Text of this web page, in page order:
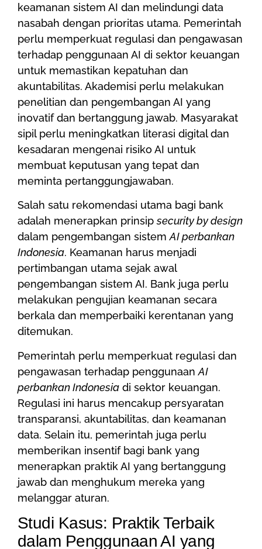
keamanan sistem AI dan melindungi data
nasabah dengan prioritas utama. Pemerintah
perlu memperkuat regulasi dan pengawasan
terhadap penggunaan AI di sektor keuangan
untuk memastikan kepatuhan dan
akuntabilitas. Akademisi perlu melakukan
penelitian dan pengembangan AI yang
inovatif dan bertanggung jawab. Masyarakat
sipil perlu meningkatkan literasi digital dan
kesadaran mengenai risiko AI untuk
membuat keputusan yang tepat dan
meminta pertanggungjawaban.
Salah satu rekomendasi utama bagi bank
adalah menerapkan prinsipsecurity by design
dalam pengembangan sistemAI perbankan
Indonesia. Keamanan harus menjadi
pertimbangan utama sejak awal
pengembangan sistem AI. Bank juga perlu
melakukan pengujian keamanan secara
berkala dan memperbaiki kerentanan yang
ditemukan.
Pemerintah perlu memperkuat regulasi dan
pengawasan terhadap penggunaanAI
perbankan Indonesia di sektor keuangan.
Regulasi ini harus mencakup persyaratan
transparansi, akuntabilitas, dan keamanan
data. Selain itu, pemerintah juga perlu
memberikan insentif bagi bank yang
menerapkan praktik AI yang bertanggung
jawab dan menghukum mereka yang
melanggar aturan.
Studi Kasus: Praktik Terbaik
dalam Penggunaan AI yang